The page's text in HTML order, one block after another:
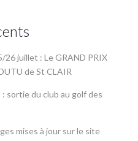
26 juillet : Le GRAND PRIX
de St CLAIR
: sortie du club au golf des
mises à jour sur le site